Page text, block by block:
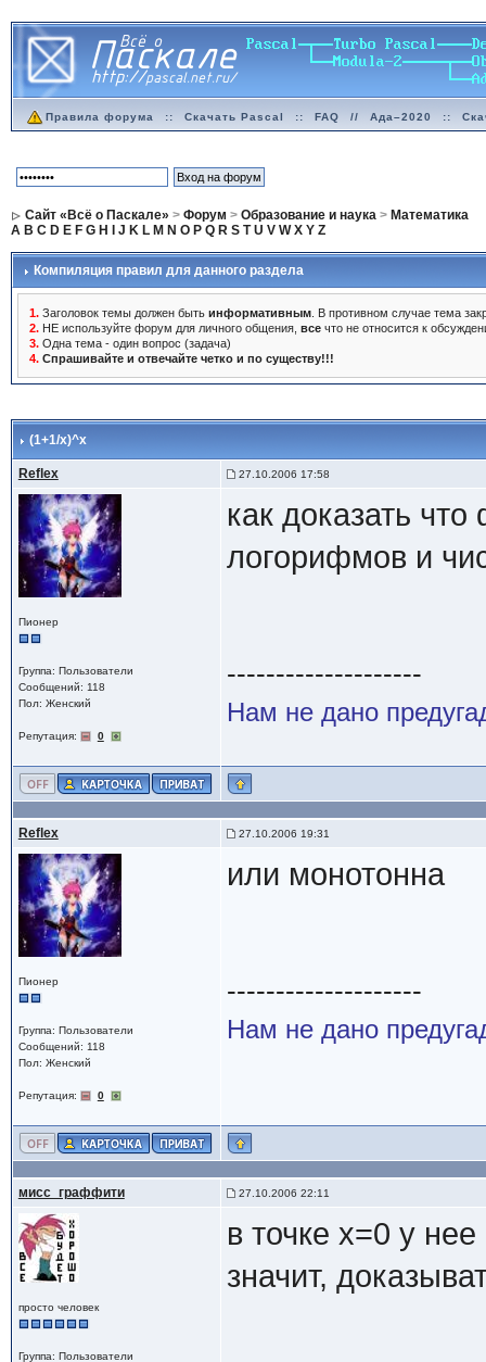
Правила форума :: Скачать Pascal :: FAQ // Ада–2020 ::
Сайт «Всё о Паскале» > Форум > Образование и наука> Математика
A B C D E F G H J K L M N O P Q R S T U V W X Y Z
Компиляция правил для данного раздела
1.Заголовок темы должен быть информативным. В противном случае тема
2.НЕ используйте форум для личного общения, всечто не относится к
3.Одна тема - один вопрос (задача)
4. Спрашивайте и отвечайте четко и по существу!!!
(1+1/x)^x
Reflex 27.10.2006 17:58
Пионер
Группа: Пользователи
Сообщений: 118
Пол: Женский
Репутация: 0
как доказать
логорифмов и
--------------------
Нам не дано
Reflex 27.10.2006 19:31
Пионер
Группа: Пользователи
Сообщений: 118
Пол: Женский
Репутация: 0
или монотонна
--------------------
Нам не дано
мисс_граффити 27.10.2006 22:11
просто человек
Группа: Пользователи
в точке х=0 у
значит,